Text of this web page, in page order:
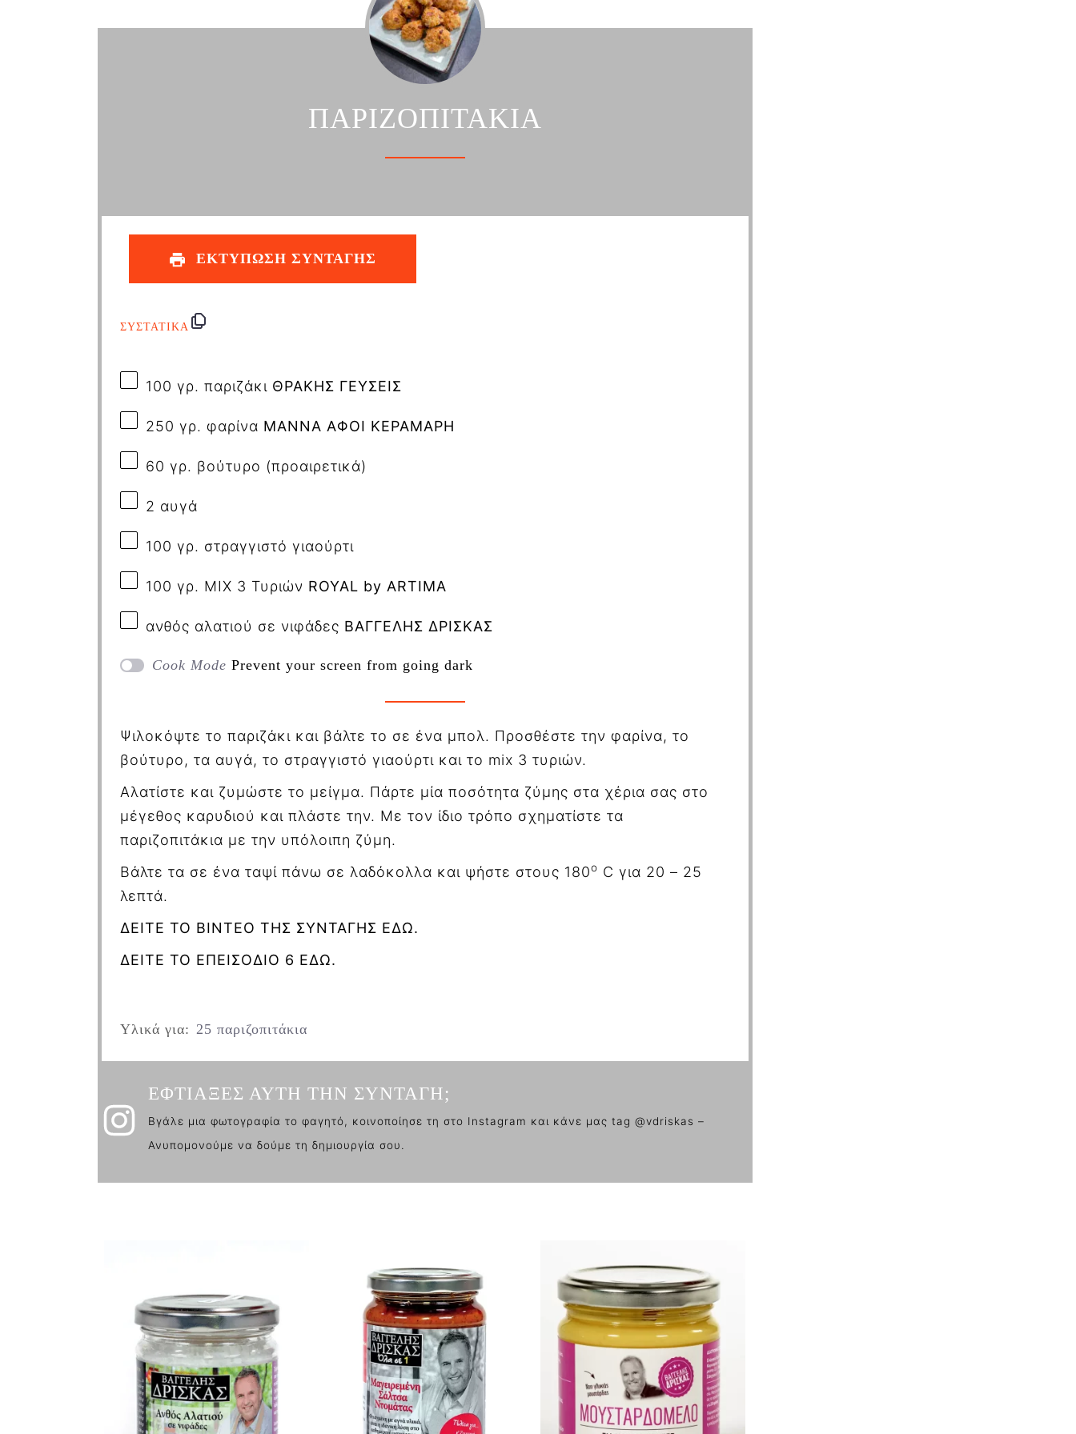
ΠΑΡΙΖΟΠΙΤΑΚΙΑ
ΕΚΤΥΠΩΣΗ ΣΥΝΤΑΓΗΣ
ΣΥΣΤΑΤΙΚΑ
100 γρ. παριζάκι ΘΡΑΚΗΣ ΓΕΥΣΕΙΣ
250 γρ. φαρίνα ΜΑΝΝΑ ΑΦΟΙ ΚΕΡΑΜΑΡΗ
60 γρ. βούτυρο (προαιρετικά)
2 αυγά
100 γρ. στραγγιστό γιαούρτι
100 γρ. ΜΙΧ 3 Τυριών ROYAL by ARTIMA
ανθός αλατιού σε νιφάδες ΒΑΓΓΕΛΗΣ ΔΡΙΣΚΑΣ
Cook Mode Prevent your screen from going dark
Ψιλοκόψτε το παριζάκι και βάλτε το σε ένα μπολ. Προσθέστε την φαρίνα, το
βούτυρο, τα αυγά, το στραγγιστό γιαούρτι και το mix 3 τυριών.
Αλατίστε και ζυμώστε το μείγμα. Πάρτε μία ποσότητα ζύμης στα χέρια σας στο
μέγεθος καρυδιού και πλάστε την. Με τον ίδιο τρόπο σχηματίστε τα
παριζοπιτάκια με την υπόλοιπη ζύμη.
Βάλτε τα σε ένα ταψί πάνω σε λαδόκολλα και ψήστε στους 180ο C για 20 – 25
λεπτά.
ΔΕΙΤΕ ΤΟ ΒΙΝΤΕΟ ΤΗΣ ΣΥΝΤΑΓΗΣ ΕΔΩ.
ΔΕΙΤΕ ΤΟ ΕΠΕΙΣΟΔΙΟ 6 ΕΔΩ.
Υλικά για: 25 παριζοπιτάκια
ΕΦΤΙΑΞΕΣ ΑΥΤΗ ΤΗΝ ΣΥΝΤΑΓΗ;
Βγάλε μια φωτογραφία το φαγητό, κοινοποίησε τη στο Instagram και κάνε μας tag @vdriskas –
Ανυπομονούμε να δούμε τη δημιουργία σου.